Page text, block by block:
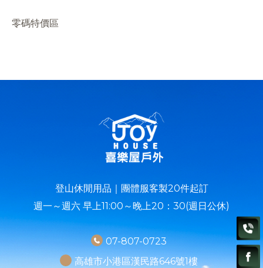
零碼特價區
登山休閒用品｜團體服客製20件起訂
週一～週六 早上11:00～晚上20：30(週日公休)
07-807-0723
高雄市小港區漢民路646號1樓